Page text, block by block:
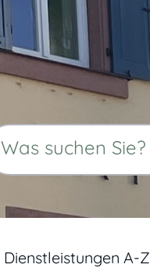
Dienstleistungen A-Z